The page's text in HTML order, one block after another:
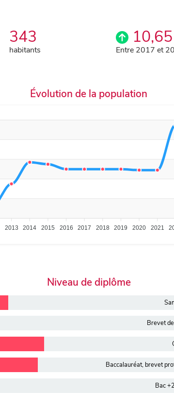
343
habitants Entre 2017 et
Évolution de la population
2013 2014 2015 2016 2017 2018 2019 2020 2021
Niveau de diplôme
Brevet
Baccalauréat, brevet
Bac